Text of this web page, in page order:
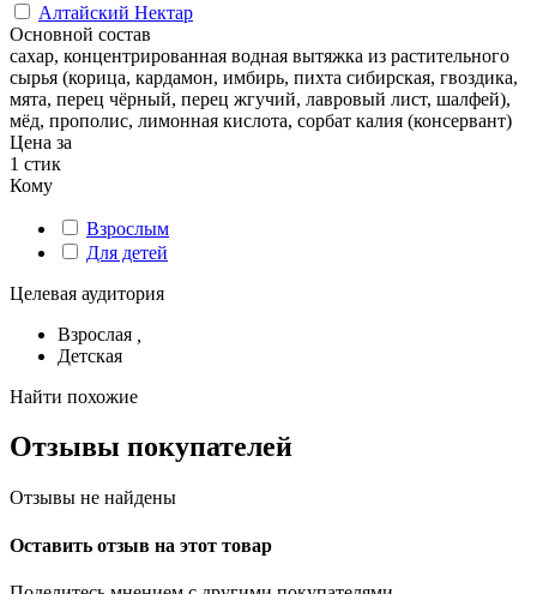
Алтайский Нектар
Основной состав
сахар, концентрированная водная вытяжка из растительного
сырья (корица, кардамон, имбирь, пихта сибирская, гвоздика,
мята, перец чёрный, перец жгучий, лавровый лист, шалфей),
мёд, прополис, лимонная кислота, сорбат калия (консервант)
Цена за
1 стик
Кому
Взрослым
Для детей
Целевая аудитория
Взрослая
Детская
Найти похожие
Отзывы покупателей
Отзывы не найдены
Оставить отзыв на этот товар